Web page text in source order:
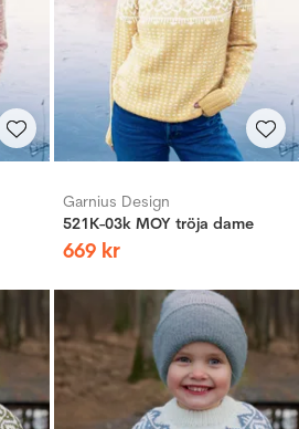
Garnius Design
521K-03k MOY tröja dame
669 kr